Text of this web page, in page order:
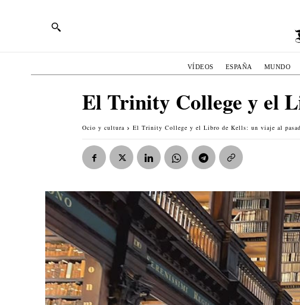
VÍDEOS ESPAÑA MUNDO
El Trinity College y el
Ocio y cultura El Trinity College y el Libro de Kells: un viaje al